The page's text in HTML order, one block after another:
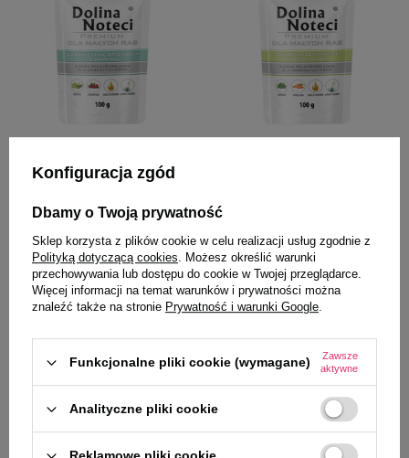
Mokra karma dla psów małych
jagnięciną, brokułem i żurawiną
4,11 zł 41,10 zł / kg
- +
kaczką, szpinakiem i marchewką
4,11 zł 41,10 zł / kg
-
Konfiguracja zgód
Dbamy o Twoją prywatność
Sklep korzysta z plików cookie w celu realizacji usług zgodnie z
Polityką dotyczącą cookies. Możesz określić warunki
przechowywania lub dostępu do cookie w Twojej przeglądarce.
Więcej informacji na temat warunków i prywatności można
znaleźć także na stronie Prywatność i warunki Google.
Funkcjonalne pliki cookie (wymagane)
Zawsze
aktywne
Analityczne pliki cookie